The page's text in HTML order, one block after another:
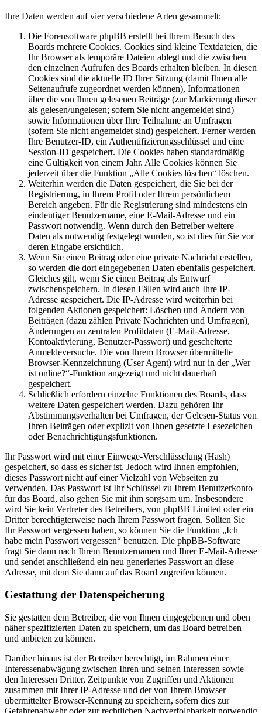
Ihre Daten werden auf vier verschiedene Arten gesammelt:
Die Forensoftware phpBB erstellt bei Ihrem Besuch des
Boards mehrere Cookies. Cookies sind kleine Textdateien, die
Ihr Browser als temporäre Dateien ablegt und die zwischen
den einzelnen Aufrufen des Boards erhalten bleiben. In diesen
Cookies sind die aktuelle ID Ihrer Sitzung (damit Ihnen alle
Seitenaufrufe zugeordnet werden können), Informationen
über die von Ihnen gelesenen Beiträge (zur Markierung dieser
als gelesen/ungelesen; sofern Sie nicht angemeldet sind)
sowie Informationen über Ihre Teilnahme an Umfragen
(sofern Sie nicht angemeldet sind) gespeichert. Ferner werden
Ihre Benutzer-ID, ein Authentifizierungsschlüssel und eine
Session-ID gespeichert. Die Cookies haben standardmäßig
eine Gültigkeit von einem Jahr. Alle Cookies können Sie
jederzeit über die Funktion „Alle Cookies löschen“ löschen.
Weiterhin werden die Daten gespeichert, die Sie bei der
Registrierung, in Ihrem Profil oder Ihrem persönlichem
Bereich angeben. Für die Registrierung sind mindestens ein
eindeutiger Benutzername, eine E-Mail-Adresse und ein
Passwort notwendig. Wenn durch den Betreiber weitere
Daten als notwendig festgelegt wurden, so ist dies für Sie vor
deren Eingabe ersichtlich.
Wenn Sie einen Beitrag oder eine private Nachricht erstellen,
so werden die dort eingegebenen Daten ebenfalls gespeichert.
Gleiches gilt, wenn Sie einen Beitrag als Entwurf
zwischenspeichern. In diesen Fällen wird auch Ihre IP-
Adresse gespeichert. Die IP-Adresse wird weiterhin bei
folgenden Aktionen gespeichert: Löschen und Ändern von
Beiträgen (dazu zählen Private Nachrichten und Umfragen),
Änderungen an zentralen Profildaten (E-Mail-Adresse,
Kontoaktivierung, Benutzer-Passwort) und gescheiterte
Anmeldeversuche. Die von Ihrem Browser übermittelte
Browser-Kennzeichnung (User Agent) wird nur in der „Wer
ist online?“-Funktion angezeigt und nicht dauerhaft
gespeichert.
Schließlich erfordern einzelne Funktionen des Boards, dass
weitere Daten gespeichert werden. Dazu gehören Ihr
Abstimmungsverhalten bei Umfragen, der Gelesen-Status von
Ihren Beiträgen oder explizit von Ihnen gesetzte Lesezeichen
oder Benachrichtigungsfunktionen.
Ihr Passwort wird mit einer Einwege-Verschlüsselung (Hash)
gespeichert, so dass es sicher ist. Jedoch wird Ihnen empfohlen,
dieses Passwort nicht auf einer Vielzahl von Webseiten zu
verwenden. Das Passwort ist Ihr Schlüssel zu Ihrem Benutzerkonto
für das Board, also gehen Sie mit ihm sorgsam um. Insbesondere
wird Sie kein Vertreter des Betreibers, von phpBB Limited oder ein
Dritter berechtigterweise nach Ihrem Passwort fragen. Sollten Sie
Ihr Passwort vergessen haben, so können Sie die Funktion „Ich
habe mein Passwort vergessen“ benutzen. Die phpBB-Software
fragt Sie dann nach Ihrem Benutzernamen und Ihrer E-Mail-Adresse
und sendet anschließend ein neu generiertes Passwort an diese
Adresse, mit dem Sie dann auf das Board zugreifen können.
Gestattung der Datenspeicherung
Sie gestatten dem Betreiber, die von Ihnen eingegebenen und oben
näher spezifizierten Daten zu speichern, um das Board betreiben
und anbieten zu können.
Darüber hinaus ist der Betreiber berechtigt, im Rahmen einer
Interessenabwägung zwischen Ihren und seinen Interessen sowie
den Interessen Dritter, Zeitpunkte von Zugriffen und Aktionen
zusammen mit Ihrer IP-Adresse und der von Ihrem Browser
übermittelter Browser-Kennung zu speichern, sofern dies zur